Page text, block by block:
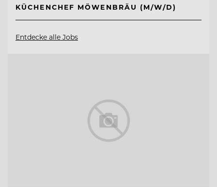
KÜCHENCHEF MÖWENBRÄU (M/W/D)
Entdecke alle Jobs